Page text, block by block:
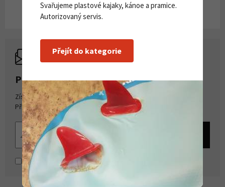
PŘIHLASTE SE K ODBĚRU NOVINEK
Získejte přehled o novinkách a akcích na našem e-shopu.
Přihlašte se k odběru novinek.
Souhlasím sezpracováním osobních údajů
Svařujeme plastové kajaky, kánoe a pramice.
Autorizovaný servis.
Přejít do kategorie